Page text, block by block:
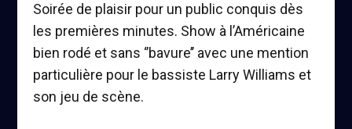
Soirée de plaisir pour un public conquis dès
les premières minutes. Show à l’Américaine
bien rodé et sans ‘’bavure’’ avec une mention
particulière pour le bassiste Larry Williams et
son jeu de scène.